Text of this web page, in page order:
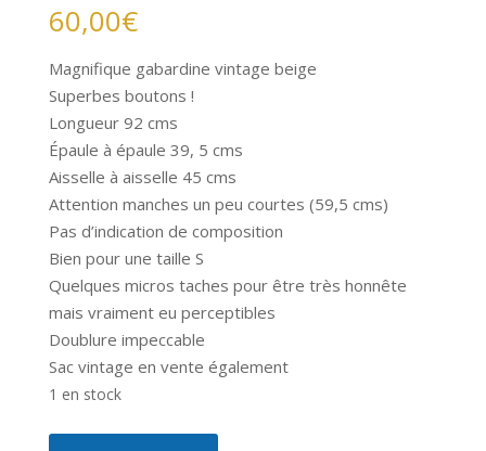
60,00€
Magnifique gabardine vintage beige
Superbes boutons !
Longueur 92 cms
Épaule à épaule 39, 5 cms
Aisselle à aisselle 45 cms
Attention manches un peu courtes (59,5 cms)
Pas d’indication de composition
Bien pour une taille S
Quelques micros taches pour être très honnête
mais vraiment eu perceptibles
Doublure impeccable
Sac vintage en vente également
1 en stock